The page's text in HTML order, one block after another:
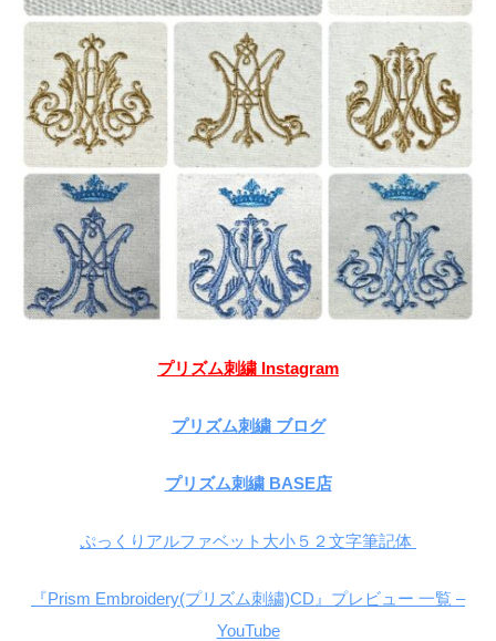
プリズム刺繍 Instagram
プリズム刺繍 ブログ
プリズム刺繍 BASE店
ぷっくりアルファベット大小５２文字筆記体
『Prism Embroidery(プリズム刺繍)CD』プレビュー 一覧 –
YouTube